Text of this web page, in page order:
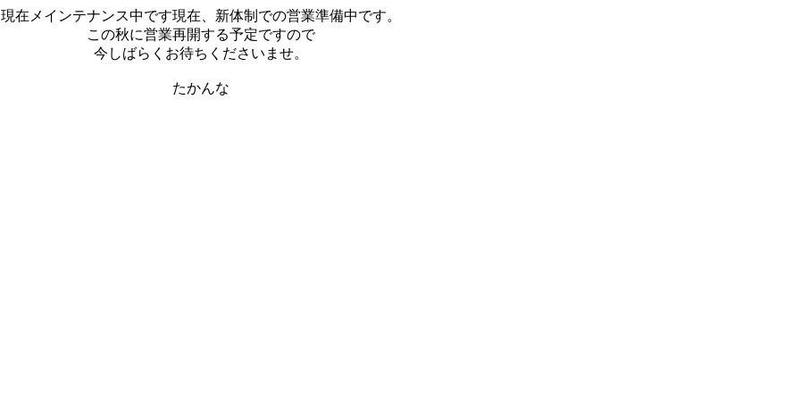
現在メインテナンス中です現在、新体制での営業準備中です。
この秋に営業再開する予定ですので
今しばらくお待ちくださいませ。
たかんな